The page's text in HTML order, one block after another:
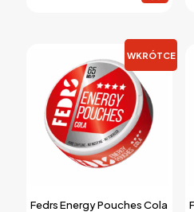
WKRÓTCE
Fedrs Energy Pouches Cola